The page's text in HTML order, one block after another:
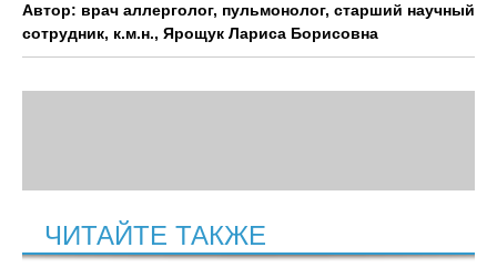
Автор: врач аллерголог, пульмонолог, старший научный
сотрудник, к.м.н., Ярощук Лариса Борисовна
ЧИТАЙТЕ ТАКЖЕ